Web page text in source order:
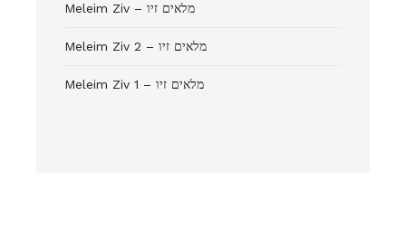
Meleim Ziv – מלאים זיו
Meleim Ziv 2 – מלאים זיו
Meleim Ziv 1 – מלאים זיו